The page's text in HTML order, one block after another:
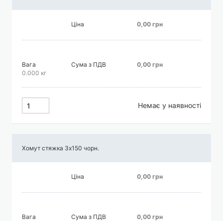
Ціна 0,00 грн
Вага
0.000 кг
Сума з ПДВ 0,00 грн
Немає у наявності
Хомут стяжка 3х150 чорн.
Ціна 0,00 грн
Вага
Сума з ПДВ 0,00 грн